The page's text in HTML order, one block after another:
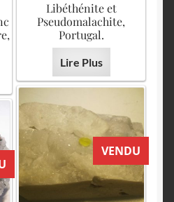
Libéthénite et
Pseudomalachite,
Portugal.
Lire Plus
VENDU